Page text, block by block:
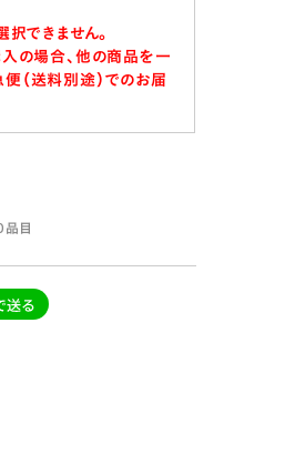
できません。
入の場合、他の商品を一
（送料別途）でのお届
目